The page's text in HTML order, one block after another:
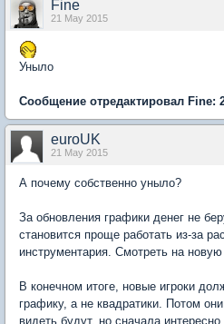
Fine
21 May 2015
Уныло
Сообщение отредактировал Fine:
euroUK
21 May 2015
А почему собственно уныло?
За обновления графики денег не
становится проще работать из-за
инструментария. Смотреть на
В конечном итоге, новые игроки
графику, а не квадратики. Потом
видеть будут, но сначала